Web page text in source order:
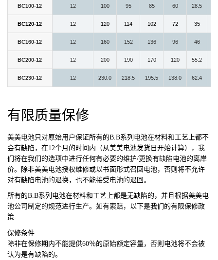
BC100-12 12 100 95 85 60 28.5
BC120-12 12 120 114 102 72 35
BC160-12 12 160 152 136 96 46
BC200-12 12 200 190 170 120 55.2
BC230-12 12 230.0 218.5 195.5 138.0 62.4
有限质量保修
美美电池 只对原始用户保证所有的B.B系列电池在材料和工艺上都不
会有缺陷，在12个月的时间内（从美美电池发货日开始计算），我
们将在我们的选项中进行任何有必要的维护/更换有缺陷电池的离岸
价。除非美美电池授权维修或以书面形式召回电池，否则将不允许
对有缺陷电池的退换，也不能接受电池的退回。
所有的B.B系列电池在材料和工艺上都是无缺陷的，并且根据美美电
池公司制定的规范进行生产。如有索赔，以下是我们的有限保修政
策:
保修条件
除非在保修期内不能提供60％的原始额定容量，否则电池将不会被
认为是有缺陷的。